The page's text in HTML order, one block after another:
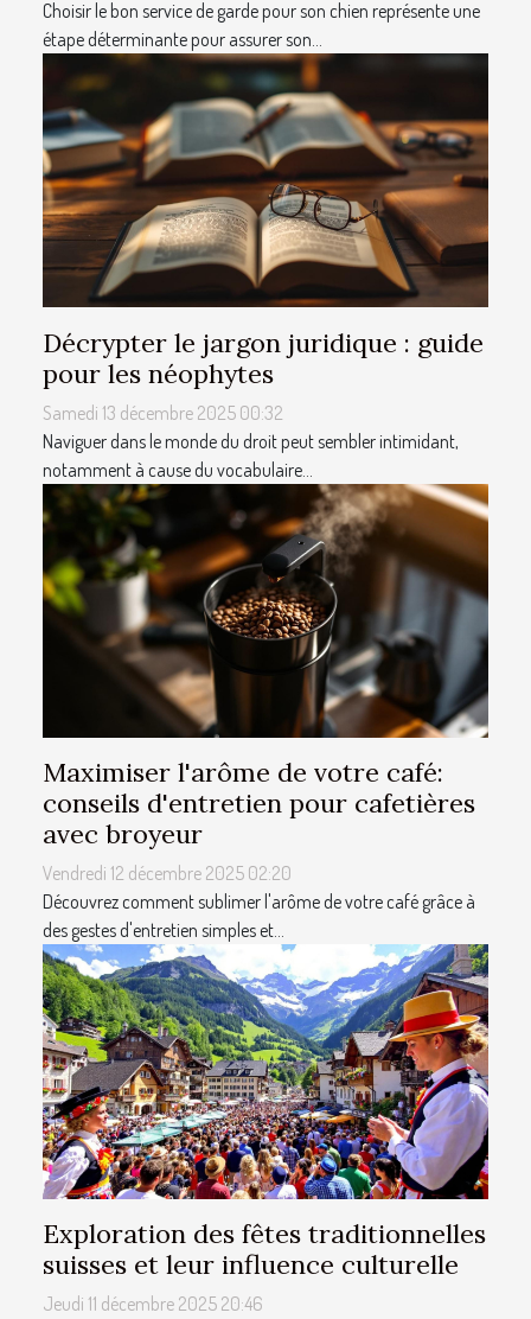
Choisir le bon service de garde pour son chien représente une
étape déterminante pour assurer son...
Décrypter le jargon juridique : guide
pour les néophytes
Samedi 13 décembre 2025 00:32
Naviguer dans le monde du droit peut sembler intimidant,
notamment à cause du vocabulaire...
Maximiser l'arôme de votre café:
conseils d'entretien pour cafetières
avec broyeur
Vendredi 12 décembre 2025 02:20
Découvrez comment sublimer l'arôme de votre café grâce à
des gestes d'entretien simples et...
Exploration des fêtes traditionnelles
suisses et leur influence culturelle
Jeudi 11 décembre 2025 20:46